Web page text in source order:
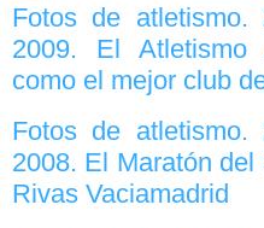
Fotos de atletismo.
2009. El Atletismo
como el mejor club
Fotos de atletismo.
2008. El Maratón
Rivas Vaciamadrid